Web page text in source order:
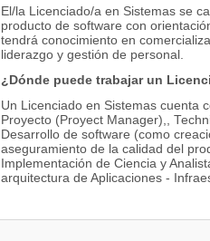
El/la Licenciado/a en Sistemas se
producto de software con
tendrá conocimiento en
liderazgo y gestión de personal.
¿Dónde puede trabajar un
Un Licenciado en Sistemas cuenta
Proyecto (Proyect Manager),,
Desarrollo de software (como
aseguramiento de la calidad del
Implementación de Ciencia y
arquitectura de Aplicaciones -